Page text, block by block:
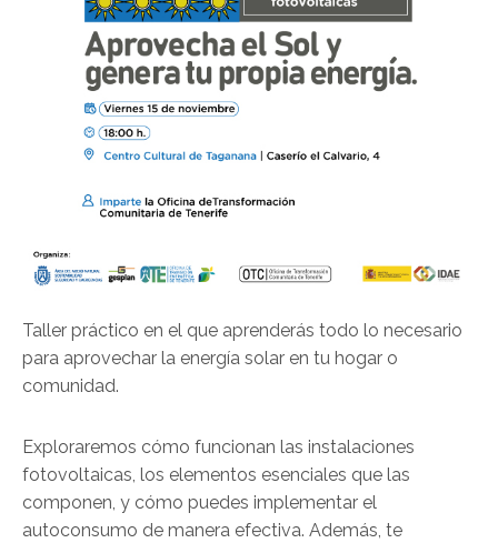
Taller práctico en el que aprenderás todo lo necesario
para aprovechar la energía solar en tu hogar o
comunidad.
Exploraremos cómo funcionan las instalaciones
fotovoltaicas, los elementos esenciales que las
componen, y cómo puedes implementar el
autoconsumo de manera efectiva. Además, te